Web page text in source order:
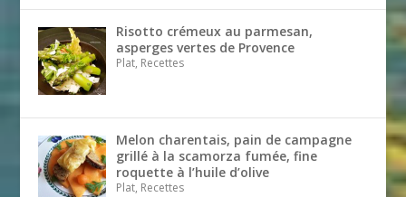
Risotto crémeux au parmesan,
asperges vertes de Provence
Plat, Recettes
Melon charentais, pain de campagne
grillé à la scamorza fumée, fine
roquette à l’huile d’olive
Plat, Recettes